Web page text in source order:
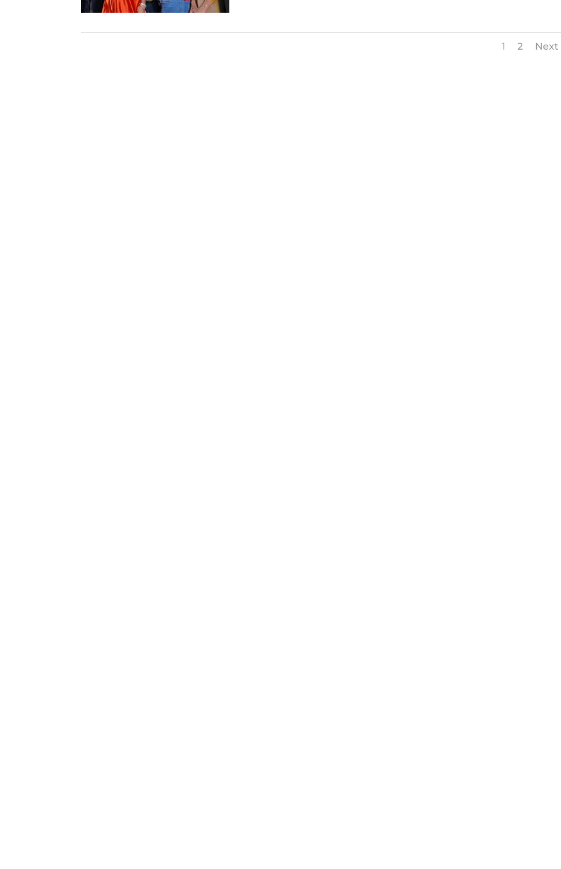
1 2 Next